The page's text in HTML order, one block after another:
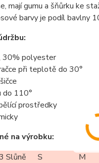
mají gumu a šňůrku ke
barvy je podíl bavlny
30% polyester
při teplotě do 30°
do 110°
prostředky
na výrobku:
Slůně
S M